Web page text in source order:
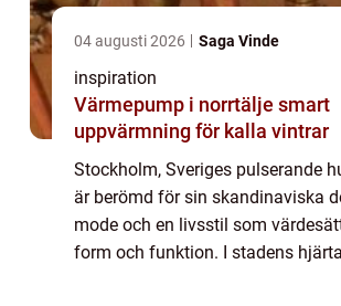
04 augusti 2026 Saga Vinde
inspiration
Värmepump i norrtälje smart
uppvärmning för kalla vintrar
Stockholm, Sveriges pulserande
är berömd för sin skandinaviska
mode och en livsstil som
form och funktion. I stadens